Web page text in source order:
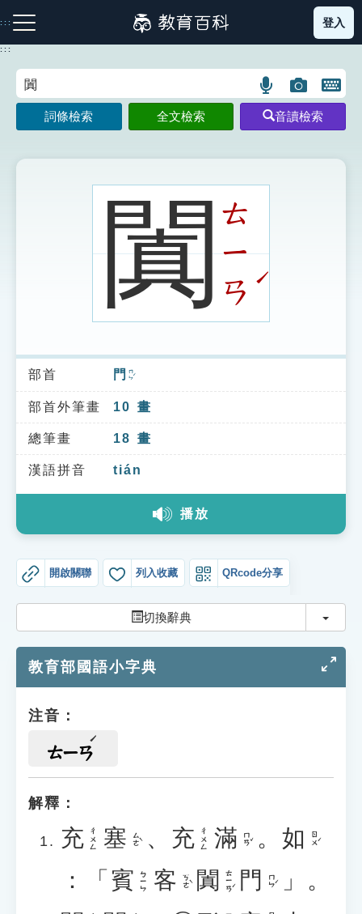
到
主
:::
注音索引圖示 筆畫索引圖示 部首索引表圖示
索引選單
知識索引
單字索引
生命大百科索引
教學應用
貓頭鷹博士
登入
:::
語
言
搜
示
圖
片
搜
開
鍵
圖
詞條檢索 全文檢索 音讀檢索
闐ㄊ
ㄧ
ㄢ
ˊ
部首 門 ㄇㄣˊ
部首外筆畫 10 畫
總筆畫 18 畫
漢語拼音 tián
播放
開啟關聯 列入收藏 QRcode分享
切換辭典 切換
教育部國語小字典
注音：
ㄊㄧㄢ
解釋：
充 ㄔㄨㄥ 塞 ㄙㄜˋ 、 充 ㄔㄨㄥ 滿 ㄇㄢˇ 。 如 ㄖㄨˊ
：「 賓 ㄅㄧㄣ 客 ㄎㄜˋ 闐 ㄊㄧㄢˊ 門 ㄇㄣˊ
」。